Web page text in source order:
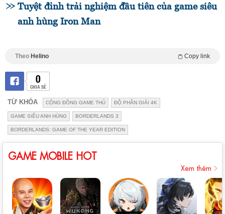
Tuyệt đỉnh trải nghiệm đầu tiên của game siêu
anh hùng Iron Man
Theo Helino Copy link
0
CHIA SẺ
TỪ KHÓA CỘNG ĐỒNG GAME THỦ ĐỘ PHÂN GIẢI 4K
GAME SIÊU ANH HÙNG BORDERLANDS 3
BORDERLANDS: GAME OF THE YEAR EDITION
GAME MOBILE HOT
Xem thêm